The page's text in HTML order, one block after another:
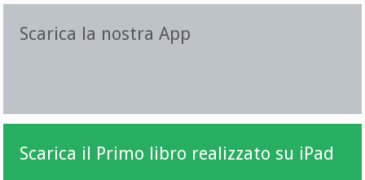
Scarica la nostra App
Scarica il Primo libro realizzato su iPad